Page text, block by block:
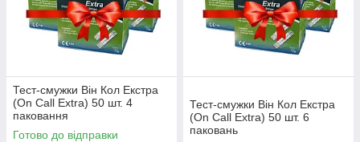
Тест-смужки Він Кол Екстра
(On Call Extra) 50 шт. 4
паковання
Готово до відправки
Тест-смужки Він Кол Екстра
(On Call Extra) 50 шт. 6
паковань